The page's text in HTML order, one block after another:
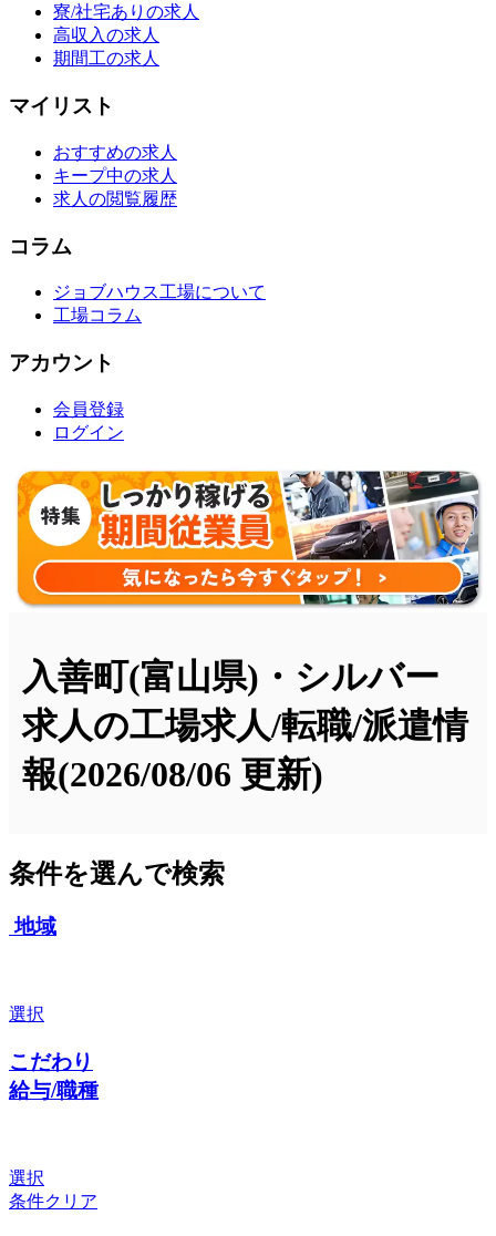
寮/社宅ありの求人
高収入の求人
期間工の求人
マイリスト
おすすめの求人
キープ中の求人
求人の閲覧履歴
コラム
ジョブハウス工場について
工場コラム
アカウント
会員登録
ログイン
入善町(富山県)・シルバー
求人の工場求人/転職/派遣情
報(2026/08/06 更新)
条件を選んで検索
地域
選択
こだわり
給与/職種
選択
条件クリア